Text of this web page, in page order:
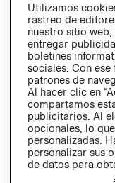
Utilizamos
rastreo de
nuestro sitio
entregar
boletines
sociales. Con
patrones de
Al hacer clic en
compartamos
publicitarios. Al
opcionales, lo
personalizadas.
personalizar sus
de datos para